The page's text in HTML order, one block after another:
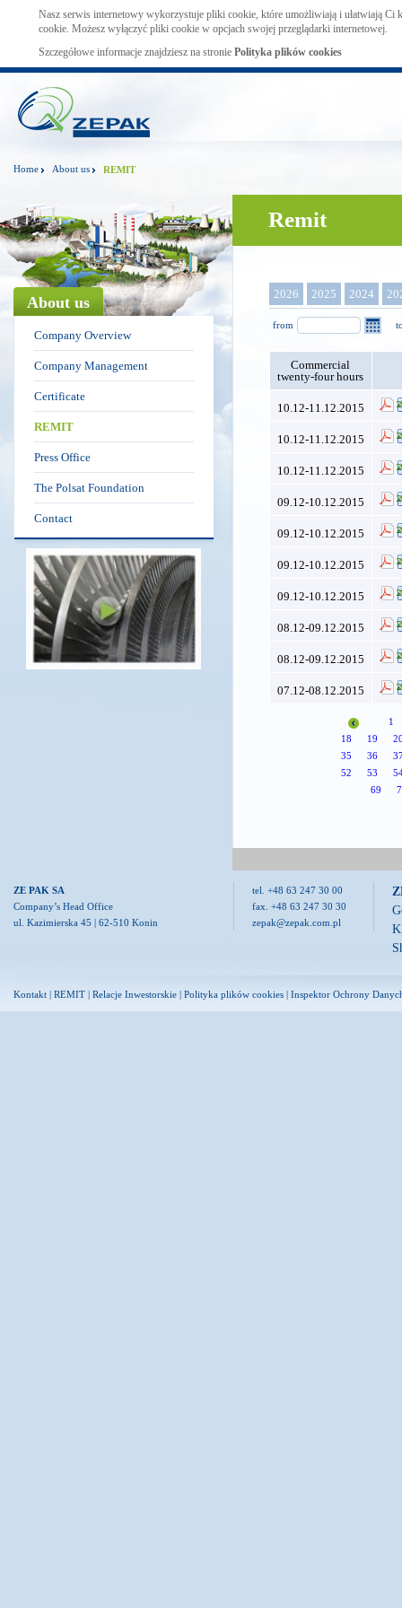
Nasz serwis internetowy wykorzystuje pliki cookie, które umożliwiają i ułatwiają Ci
cookie. Możesz wyłączyć pliki cookie w opcjach swojej przeglądarki internetowej.
Szczegółowe informacje znajdziesz na stronie Polityka plików cookies
Home About us REMIT
About us
Company Overview
Company Management
Certificate
REMIT
Press Office
The Polsat Foundation
Contact
Remit
2026 2025 2024
from
Commercial
twenty-four hours
10.12-11.12.2015
10.12-11.12.2015
10.12-11.12.2015
09.12-10.12.2015
09.12-10.12.2015
09.12-10.12.2015
09.12-10.12.2015
08.12-09.12.2015
08.12-09.12.2015
07.12-08.12.2015
1
18
19
35
36
52
53
69
ZE PAK SA
Company’s Head Office
ul. Kazimierska 45 | 62-510 Konin
tel. +48 63 247 30 00
fax. +48 63 247 30 30
zepak@zepak.com.pl
Kontakt | REMIT | Relacje Inwestorskie | Polityka plików cookies | Inspektor Ochrony